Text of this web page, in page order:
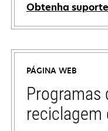
Obtenha
opens
in
new
tab
PÁGINA WEB
Programas
reciclagem